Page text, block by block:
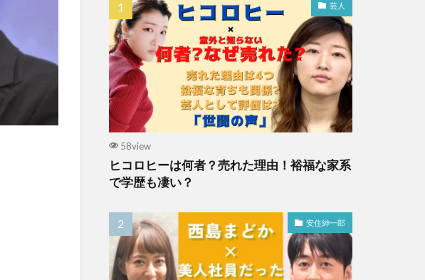
芸人
58view
ヒコロヒーは何者？売れた理由！裕福な家系
で学歴も凄い？
安住紳一郎